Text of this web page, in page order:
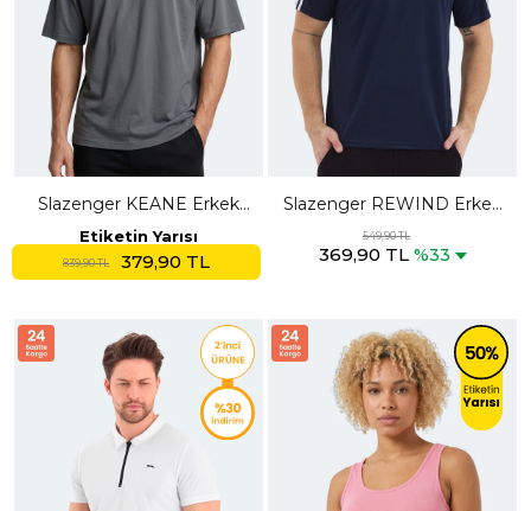
Slazenger KEANE Erkek
Oversıze Gri Tişört
Etiketin Yarısı
839,90 TL 379,90 TL
Slazenger REWIND Erkek
Lacivert Tişört
549,90 TL
369,90 TL %33